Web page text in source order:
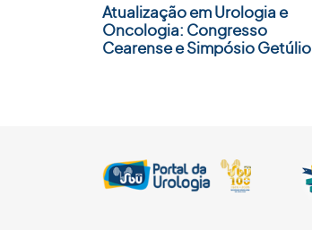
Atualização em Urologia e
Oncologia: Congresso
Cearense e Simpósio Getúlio